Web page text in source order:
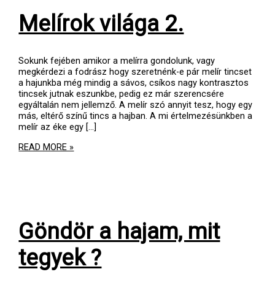
Melírok világa 2.
Sokunk fejében amikor a melírra gondolunk, vagy
megkérdezi a fodrász hogy szeretnénk-e pár melír tincset
a hajunkba még mindig a sávos, csíkos nagy kontrasztos
tincsek jutnak eszunkbe, pedig ez már szerencsére
egyáltalán nem jellemző. A melír szó annyit tesz, hogy egy
más, eltérő színű tincs a hajban. A mi értelmezésünkben a
melír az éke egy [...]
MELÍROK
READ MORE »
Göndör a hajam, mit
tegyek ?